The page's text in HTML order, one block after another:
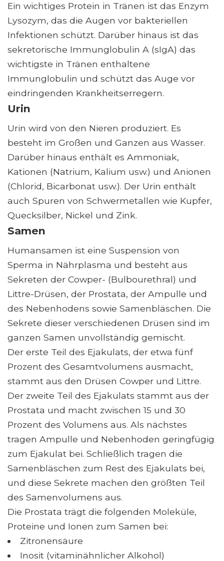
Ein wichtiges Protein in Tränen ist das Enzym
Lysozym, das die Augen vor bakteriellen
Infektionen schützt. Darüber hinaus ist das
sekretorische Immunglobulin A (sIgA) das
wichtigste in Tränen enthaltene
Immunglobulin und schützt das Auge vor
eindringenden Krankheitserregern.
Urin
Urin wird von den Nieren produziert. Es
besteht im Großen und Ganzen aus Wasser.
Darüber hinaus enthält es Ammoniak,
Kationen (Natrium, Kalium usw.) und Anionen
(Chlorid, Bicarbonat usw.). Der Urin enthält
auch Spuren von Schwermetallen wie Kupfer,
Quecksilber, Nickel und Zink.
Samen
Humansamen ist eine Suspension von
Sperma in Nährplasma und besteht aus
Sekreten der Cowper- (Bulbourethral) und
Littre-Drüsen, der Prostata, der Ampulle und
des Nebenhodens sowie Samenbläschen. Die
Sekrete dieser verschiedenen Drüsen sind im
ganzen Samen unvollständig gemischt.
Der erste Teil des Ejakulats, der etwa fünf
Prozent des Gesamtvolumens ausmacht,
stammt aus den Drüsen Cowper und Littre.
Der zweite Teil des Ejakulats stammt aus der
Prostata und macht zwischen 15 und 30
Prozent des Volumens aus. Als nächstes
tragen Ampulle und Nebenhoden geringfügig
zum Ejakulat bei. Schließlich tragen die
Samenbläschen zum Rest des Ejakulats bei,
und diese Sekrete machen den größten Teil
des Samenvolumens aus.
Die Prostata trägt die folgenden Moleküle,
Proteine ​​und Ionen zum Samen bei:
Zitronensäure
Inosit (vitaminähnlicher Alkohol)